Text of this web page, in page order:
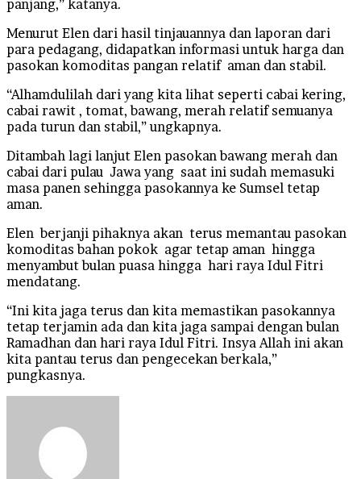
panjang,” katanya.
Menurut Elen dari hasil tinjauannya dan laporan dari
para pedagang, didapatkan informasi untuk harga dan
pasokan komoditas pangan relatif aman dan stabil.
“Alhamdulilah dari yang kita lihat seperti cabai kering,
cabai rawit , tomat, bawang, merah relatif semuanya
pada turun dan stabil,” ungkapnya.
Ditambah lagi lanjut Elen pasokan bawang merah dan
cabai dari pulau Jawa yang saat ini sudah memasuki
masa panen sehingga pasokannya ke Sumsel tetap
aman.
Elen berjanji pihaknya akan terus memantau pasokan
komoditas bahan pokok agar tetap aman hingga
menyambut bulan puasa hingga hari raya Idul Fitri
mendatang.
“Ini kita jaga terus dan kita memastikan pasokannya
tetap terjamin ada dan kita jaga sampai dengan bulan
Ramadhan dan hari raya Idul Fitri. Insya Allah ini akan
kita pantau terus dan pengecekan berkala,”
pungkasnya.